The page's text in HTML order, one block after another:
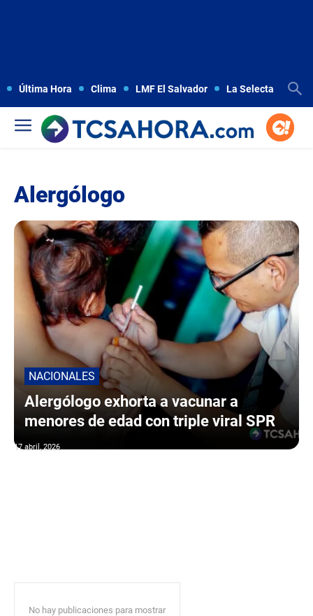
Última Hora Clima LMF El Salvador La Selecta
Alergólogo
NACIONALES
Alergólogo exhorta a vacunar a
menores de edad con triple viral SPR
17 abril, 2026
No hay publicaciones para mostrar